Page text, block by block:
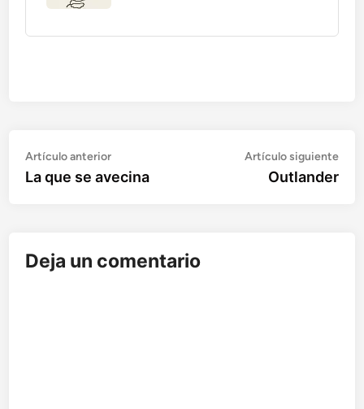
Navegación
de
Artículo anteriorArtículo
anterior:
La que se avecina
Artículo siguiente
Outlander
Deja un comentario